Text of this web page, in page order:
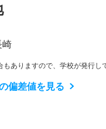
崎
ありますので、学校が発行し
偏差値を見る